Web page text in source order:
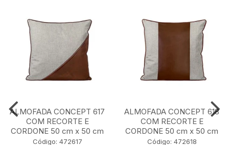
ALMOFADA CONCEPT 617
COM RECORTE E
CORDONE 50 cm x 50 cm
Código: 472617
ALMOFADA CONCEPT 618
COM RECORTE E
CORDONE 50 cm x 50 cm
Código: 472618